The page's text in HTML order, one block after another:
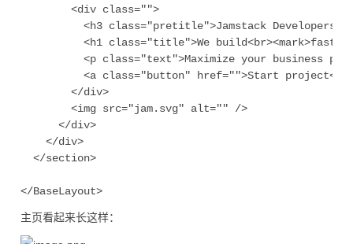
        <div class="">
<h3 class="pretitle">Jamstack Developers
<h1 class="title">We build<br><mark>fast
<p class="text">Maximize your business
<a class="button" href="">Start project</
        </div>
        <img src="jam.svg" alt="" />
      </div>
    </div>
  </section>
主页看起来长这样：